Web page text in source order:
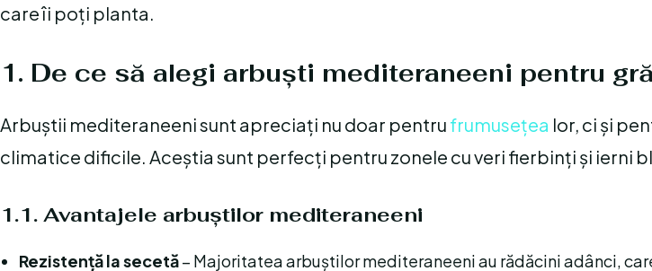
care îi poți planta.
1. De ce să alegi arbuști mediteraneeni pentru
Arbuștii mediteraneeni sunt apreciați nu doar pentru frumusețea lor, ci și
climatice dificile. Aceștia sunt perfecți pentru zonele cu veri fierbinți și ierni
1.1. Avantajele arbuștilor mediteraneeni
Rezistență la secetă– Majoritatea arbuștilor mediteraneeni au rădăcini adânci,